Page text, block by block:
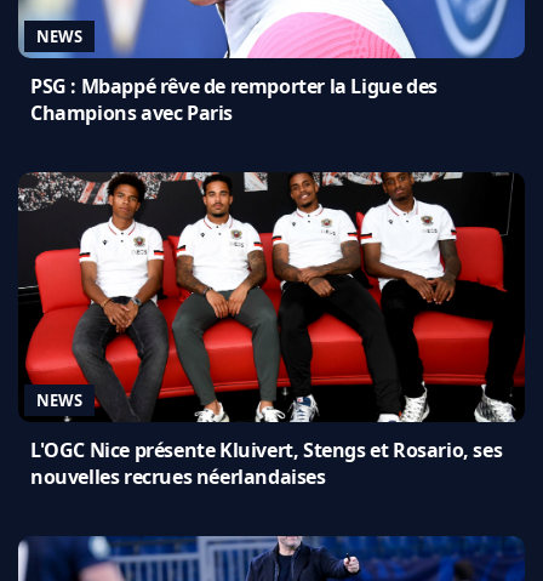
NEWS
PSG : Mbappé rêve de remporter la Ligue des
Champions avec Paris
NEWS
L'OGC Nice présente Kluivert, Stengs et Rosario, ses
nouvelles recrues néerlandaises